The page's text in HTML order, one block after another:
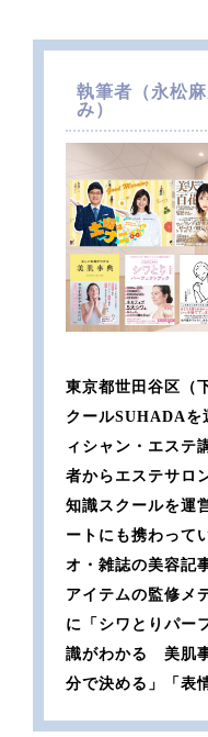
執筆者（永松
み）
東京都世田谷区（
クールSUHADAを
ィシャン・エステ
者からエステサロ
知識スクールを運
ートにも携わって
オ・雑誌の美容記
アイテムの監修メ
に「シワとりパー
識がわかる 美肌
分で決める」「表